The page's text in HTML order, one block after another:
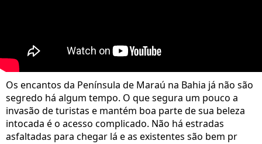
Os encantos da Península de Maraú na Bahia já não são
segredo há algum tempo. O que segura um pouco a
invasão de turistas e mantém boa parte de sua beleza
intocada é o acesso complicado. Não há estradas
asfaltadas para chegar lá e as existentes são bem pr